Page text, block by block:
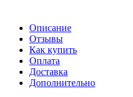
Описание
Отзывы
Как купить
Оплата
Доставка
Дополнительно